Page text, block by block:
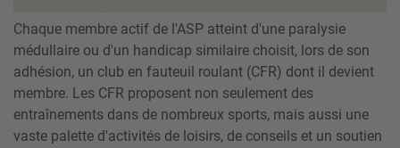
Chaque membre actif de l'ASP atteint d'une paralysie
médullaire ou d'un handicap similaire choisit, lors de son
adhésion, un club en fauteuil roulant (CFR) dont il devient
membre. Les CFR proposent non seulement des
entraînements dans de nombreux sports, mais aussi une
vaste palette d'activités de loisirs, de conseils et un soutien